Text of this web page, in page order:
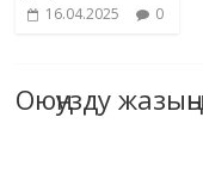
16.04.2025 0
Оюңузду